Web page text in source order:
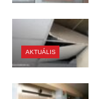
AKTUÁLIS